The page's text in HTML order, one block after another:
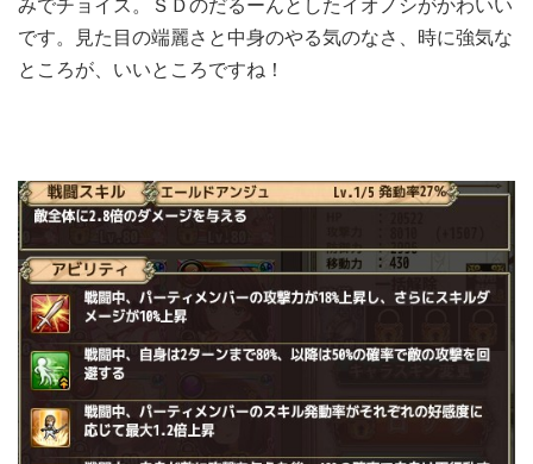
みでチョイス。ＳＤのだるーんとしたイオノシがかわいい
です。見た目の端麗さと中身のやる気のなさ、時に強気な
ところが、いいところですね！